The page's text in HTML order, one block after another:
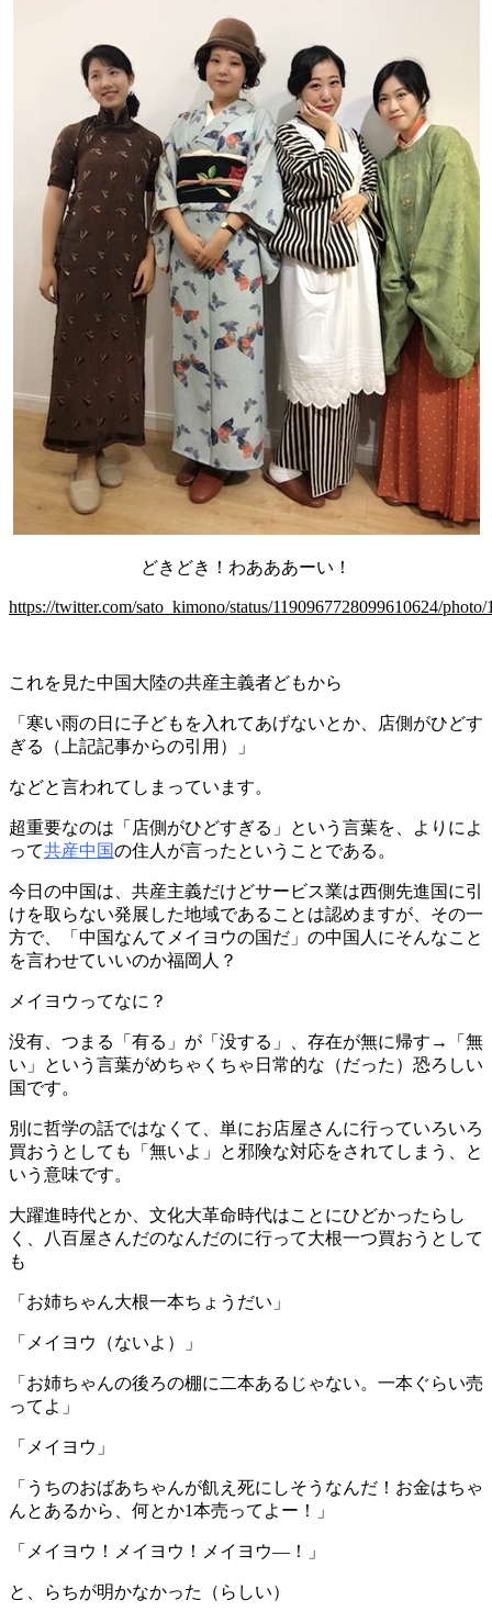
どきどき！わあああーい！
https://twitter.com/sato_kimono/status/1190967728099610624/photo/
これを見た中国大陸の共産主義者どもから
「寒い雨の日に子どもを入れてあげないとか、店側がひどす
ぎる（上記記事からの引用）」
などと言われてしまっています。
超重要なのは「店側がひどすぎる」という言葉を、よりによ
って共産中国の住人が言ったということである。
今日の中国は、共産主義だけどサービス業は西側先進国に引
けを取らない発展した地域であることは認めますが、その一
方で、「中国なんてメイヨウの国だ」の中国人にそんなこと
を言わせていいのか福岡人？
メイヨウってなに？
没有、つまる「有る」が「没する」、存在が無に帰す→「無
い」という言葉がめちゃくちゃ日常的な（だった）恐ろしい
国です。
別に哲学の話ではなくて、単にお店屋さんに行っていろいろ
買おうとしても「無いよ」と邪険な対応をされてしまう、と
いう意味です。
大躍進時代とか、文化大革命時代はことにひどかったらし
く、八百屋さんだのなんだのに行って大根一つ買おうとして
も
「お姉ちゃん大根一本ちょうだい」
「メイヨウ（ないよ）」
「お姉ちゃんの後ろの棚に二本あるじゃない。一本ぐらい売
ってよ」
「メイヨウ」
「うちのおばあちゃんが飢え死にしそうなんだ！お金はちゃ
んとあるから、何とか1本売ってよー！」
「メイヨウ！メイヨウ！メイヨウ―！」
と、らちが明かなかった（らしい）